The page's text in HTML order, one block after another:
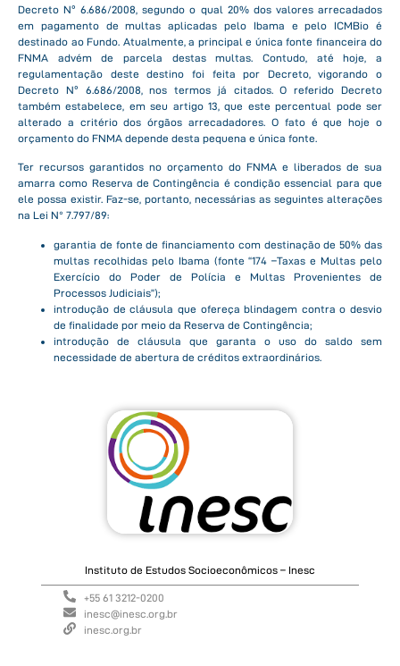
Decreto Nº 6.686/2008, segundo o qual 20% dos valores arrecadados
em pagamento de multas aplicadas pelo Ibama e pelo ICMBio é
destinado ao Fundo. Atualmente, a principal e única fonte financeira do
FNMA advém de parcela destas multas. Contudo, até hoje, a
regulamentação deste destino foi feita por Decreto, vigorando o
Decreto Nº 6.686/2008, nos termos já citados. O referido Decreto
também estabelece, em seu artigo 13, que este percentual pode ser
alterado a critério dos órgãos arrecadadores. O fato é que hoje o
orçamento do FNMA depende desta pequena e única fonte.
Ter recursos garantidos no orçamento do FNMA e liberados de sua
amarra como Reserva de Contingência é condição essencial para que
ele possa existir. Faz-se, portanto, necessárias as seguintes alterações
na Lei N° 7.797/89:
garantia de fonte de financiamento com destinação de 50% das
multas recolhidas pelo Ibama (fonte “174 –Taxas e Multas pelo
Exercício do Poder de Polícia e Multas Provenientes de
Processos Judiciais”);
introdução de cláusula que ofereça blindagem contra o desvio
de finalidade por meio da Reserva de Contingência;
introdução de cláusula que garanta o uso do saldo sem
necessidade de abertura de créditos extraordinários.
Instituto de Estudos Socioeconômicos – Inesc
+55 61 3212-0200
inesc@inesc.org.br
inesc.org.br